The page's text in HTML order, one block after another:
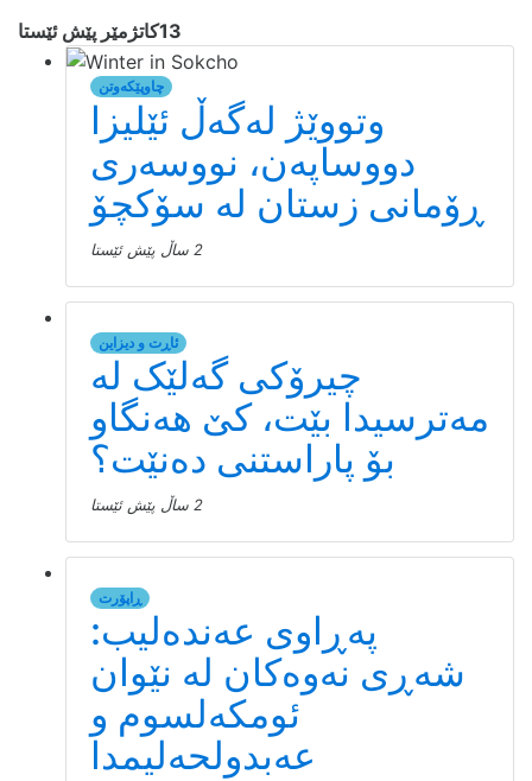
13كاتژمێر پێش ئێستا
تا ئەم
فرۆشراوە.
باشدا
چاوپێکەوتن
وتووێژ لەگەڵ ئێلیزا
دووساپەن، نووسەری
ڕۆمانی زستان لە سۆکچۆ
2 ساڵ پێش ئێستا
ئاڕت و دیزاین
چیرۆکی گەلێک لە
مەترسیدا بێت، کێ هەنگاو
بۆ پاراستنی دەنێت؟
2 ساڵ پێش ئێستا
ڕاپۆرت
پەڕاوی عەندەلیب:
شەڕی نەوەکان لە نێوان
ئومکەلسوم و
عەبدولحەلیمدا